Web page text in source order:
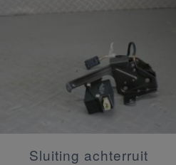
Sluiting achterruit